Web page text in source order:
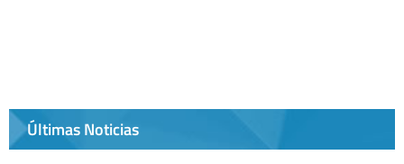
Últimas Noticias